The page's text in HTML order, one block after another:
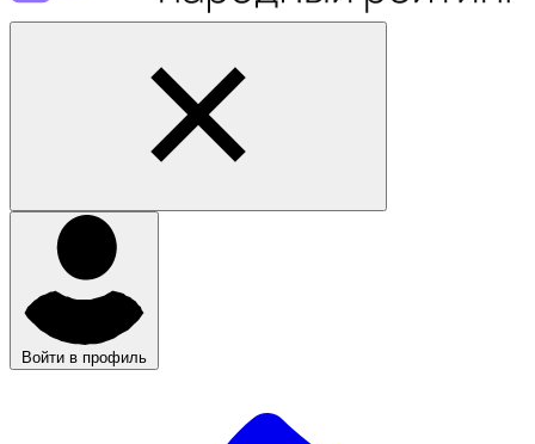
Войти в профиль